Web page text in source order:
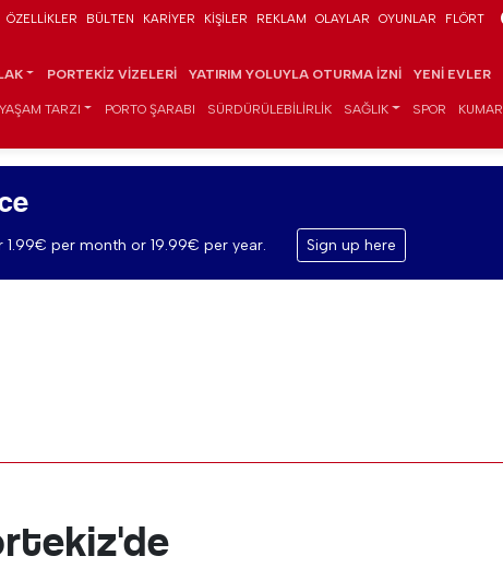
ÖZELLIKLER BÜLTEN KARIYER KIŞILER REKLAM OLAYLAR OYUNLAR FLÖRT
PORTEKIZ VIZELERI YATIRIM YOLUYLA OTURMA İZNI YENI EVLER
TARZI PORTO ŞARABI SÜRDÜRÜLEBILIRLIK SAĞLIK SPOR KUMAR
per month or 19.99€ per year. Sign up here